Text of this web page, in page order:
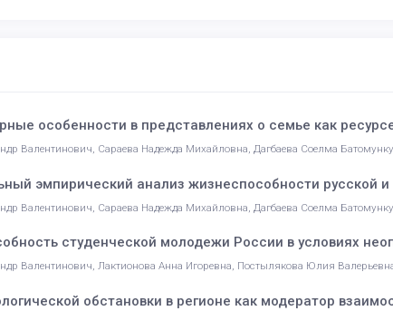
особенности в представлениях о семье как
Валентинович, Сараева Надежда Михайловна, Дагбаева Соелма
эмпирический анализ жизнеспособности русской
Валентинович, Сараева Надежда Михайловна, Дагбаева Соелма
студенческой молодежи России в условиях
Валентинович, Лактионова Анна Игоревна, Постылякова Юлия
обстановки в регионе как модератор